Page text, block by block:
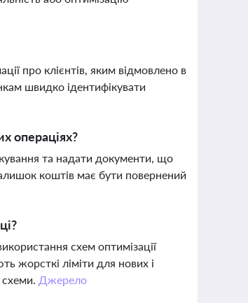
про клієнтів, яким відмовлено в
швидко ідентифікувати
операціях?
та надати документи, що
коштів має бути повернений
схем оптимізації
жорсткі ліміти для нових і
схеми. Джерело